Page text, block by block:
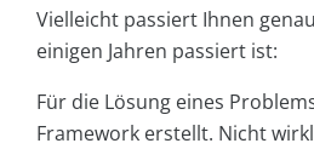
Vielleicht passiert Ihnen
einigen Jahren passiert ist:
Für die Lösung eines
Framework erstellt. Nicht